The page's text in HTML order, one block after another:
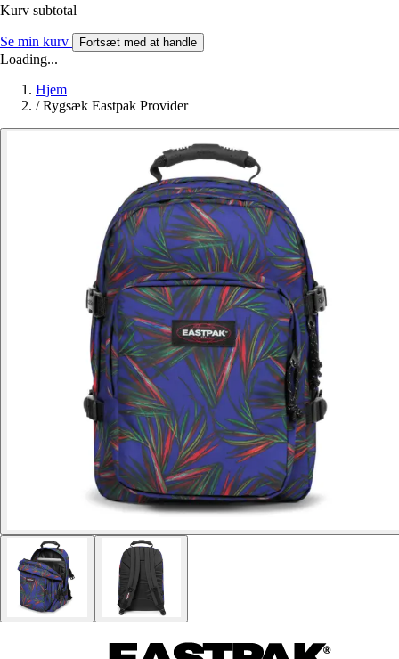
Kurv subtotal
Se min kurv Fortsæt med at handle
Loading...
Hjem
/ Rygsæk Eastpak Provider